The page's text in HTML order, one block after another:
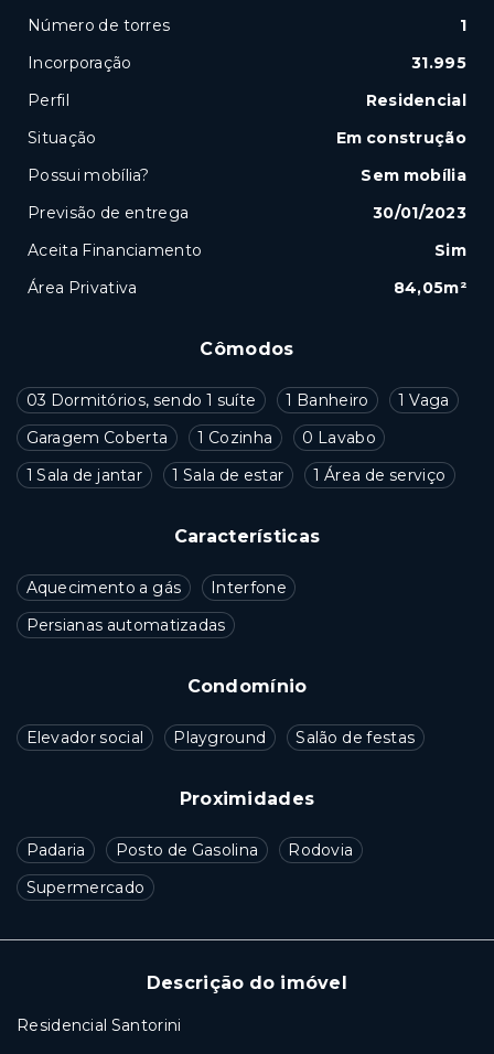
Cômodos
03 Dormitórios, sendo 1 suíte 1 Banheiro
1 Vaga
Garagem Coberta
1 Cozinha
0 Lavabo
1 Sala de jantar
1 Sala de estar 1 Área de serviço
Características
Aquecimento a gás
Interfone
Persianas automatizadas
Condomínio
Elevador social Playground Salão de festas
Proximidades
Padaria Posto de Gasolina
Rodovia
Supermercado
Descrição do imóvel
Residencial Santorini
Número de torres
1
Incorporação
31.995
Perfil
Residencial
Situação
Em construção
Possui mobília?
Sem mobília
Previsão de entrega
30/01/2023
Aceita Financiamento
Sim
Área Privativa
84,05m²